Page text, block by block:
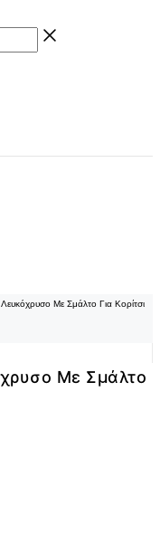
Λευκόχρυσο Με Σμάλτο Για Κορίτσι
Με Σμάλτο